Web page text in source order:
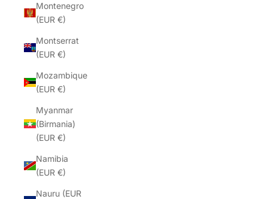
Montenegro
(EUR €)
Montserrat
(EUR €)
Mozambique
(EUR €)
Myanmar
(Birmania)
(EUR €)
Namibia
(EUR €)
Nauru (EUR